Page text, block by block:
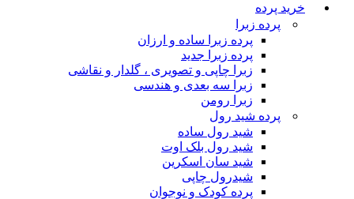
خرید پرده
پرده زبرا
پرده زبرا ساده و ارزان
پرده زبرا جدید
زبرا چاپی و تصویری ، گلدار و نقاشی
زبرا سه بعدی و هندسی
زبرا رومن
پرده شید رول
شید رول ساده
شید رول بلک اوت
شید سان اسکرین
شیدرول چاپی
پرده کودک و نوجوان